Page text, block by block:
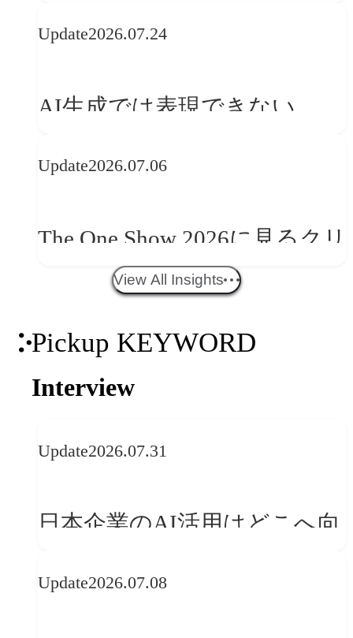
──「優れたブランド体験」
か
Update2026.07.24
AI生成では表現できない
望
Update2026.07.06
The One Show 2026に見るクリ
エイティブトレンド──社会
「体験」へ変える
View All Insights
Pickup KEYWORD
Interview
Update2026.07.31
日本企業のAI活用はどこへ向
レンドに見る「人間中心」へ
Update2026.07.08